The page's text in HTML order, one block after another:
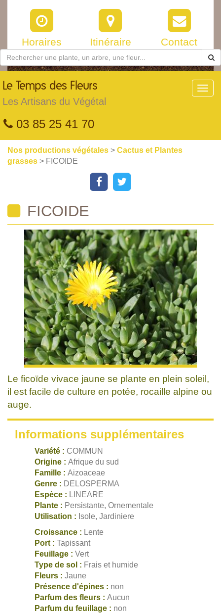
Horaires Itinéraire Contact
Le Temps des Fleurs
Les Artisans du Végétal
03 85 25 41 70
Nos productions végétales > Cactus et Plantes
grasses > FICOIDE
FICOIDE
Le ficoïde vivace jaune se plante en plein soleil,
il est facile de culture en potée, rocaille alpine ou
auge.
Informations supplémentaires
Variété : COMMUN
Origine : Afrique du sud
Famille : Aizoaceae
Genre : DELOSPERMA
Espèce : LINEARE
Plante : Persistante, Ornementale
Utilisation : Isole, Jardiniere
Croissance : Lente
Port : Tapissant
Feuillage : Vert
Type de sol : Frais et humide
Fleurs : Jaune
Présence d'épines : non
Parfum des fleurs : Aucun
Parfum du feuillage : non